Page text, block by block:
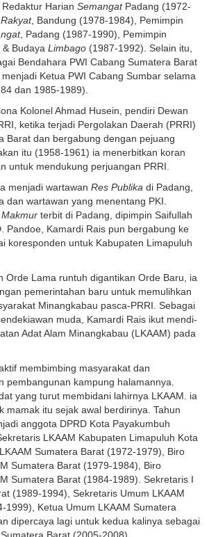
Harian SemangatPadang (1972-
, Bandung (1978-1984), Pemimpin
, Padang (1987-1990), Pemimpin
& Budaya Limbago (1987-1992). Selain itu,
Bendahara PWI Cabang Sumatera Barat
Ketua PWI Cabang Sumbar selama
dan 1985-1989).
Kolonel Ahmad Husein, pendiri Dewan
ketika terjadi Pergolakan Daerah (PRRI)
Barat dan bergabung dengan pejuang
itu (1958-1961) ia menerbitkan koran
untuk mendukung perjuangan PRRI.
menjadi wartawan Res Publika di Padang,
dan wartawan yang menentang PKI.
terbit di Padang, dipimpin Saifullah
Pandoe, Kamardi Rais pun bergabung ke
koresponden untuk Kabupaten Limapuluh
Orde Lama runtuh digantikan Orde Baru, ia
pemerintahan baru untuk memulihkan
Minangkabau pasca-PRRI. Sebagai
muda, Kamardi Rais ikut mendi­
Adat Alam Minangkabau (LKAAM) pada
membimbing masyarakat dan
pembangunan kampung halamannya.
yang turut membidani lahirnya LKAAM. ia
mamak itu sejak awal berdirinya. Tahun
anggota DPRD Kota Payakumbuh
LKAAM Kabupaten Limapuluh Kota
Sumatera Barat (1972-1979), Biro
Sumatera Barat (1979-1984), Biro
Sumatera Barat (1984-1989). Sekretaris I
(1989-1994), Sekretaris Umum LKAAM
1999), Ketua Umum LKAAM Sumatera
dipercaya lagi untuk kedua kalinya sebagai